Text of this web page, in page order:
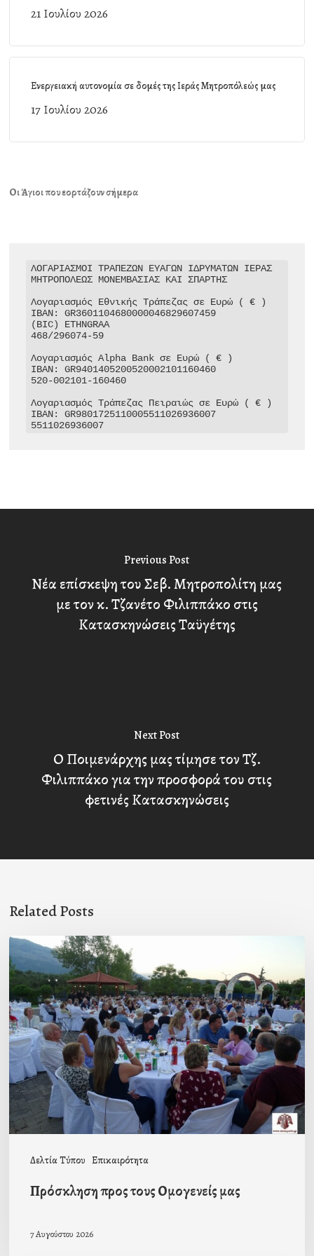
21 Ιουλίου 2026
Ενεργειακή αυτονομία σε δομές της Ιεράς Μητροπόλεώς μας
17 Ιουλίου 2026
Οι Άγιοι που εορτάζουν σήμερα
ΛΟΓΑΡΙΑΣΜΟΙ ΤΡΑΠΕΖΩΝ ΕΥΑΓΩΝ ΙΔΡΥΜΑΤΩΝ ΙΕΡΑΣ
ΜΗΤΡΟΠΟΛΕΩΣ ΜΟΝΕΜΒΑΣΙΑΣ ΚΑΙ ΣΠΑΡΤΗΣ
Λογαριασμός Εθνικής Τράπεζας σε Ευρώ ( € )
IBAN: GR3601104680000046829607459
(BIC) ETHNGRAA
468/296074-59
Λογαριασμός Alpha Bank σε Ευρώ ( € )
IBAN: GR9401405200520002101160460
520-002101-160460
Λογαριασμός Τράπεζας Πειραιώς σε Ευρώ ( € )
IBAN: GR9801725110005511026936007
5511026936007
Previous Post
Νέα επίσκεψη του Σεβ. Μητροπολίτη μας
με τον κ. Τζανέτο Φιλιππάκο στις
Κατασκηνώσεις Ταϋγέτης
Next Post
Ο Ποιμενάρχης μας τίμησε τον Τζ.
Φιλιππάκο για την προσφορά του στις
φετινές Κατασκηνώσεις
Related Posts
Δελτία Τύπου Επικαιρότητα
Πρόσκληση
προς
τους
Ομογενείς
μας
Πρόσκληση προς τους Ομογενείς μας
7 Αυγούστου 2026